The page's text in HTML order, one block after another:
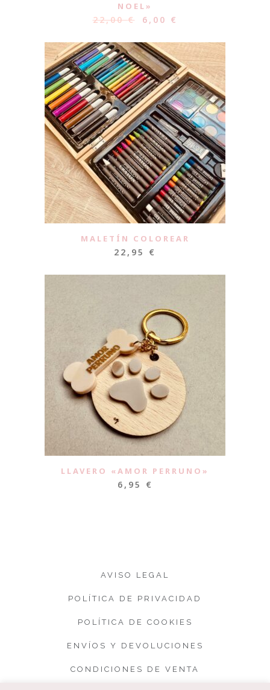
NOEL»
22,00€ 6,00 €
MALETÍN COLOREAR
22,95 €
LLAVERO «AMOR PERRUNO»
6,95 €
AVISO LEGAL
POLÍTICA DE PRIVACIDAD
POLÍTICA DE COOKIES
ENVÍOS Y DEVOLUCIONES
CONDICIONES DE VENTA